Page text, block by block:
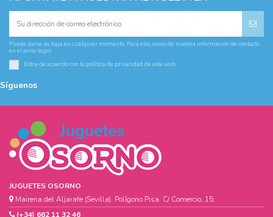
Puede darse de baja en cualquier momento. Para ello, consulte nuestra información de contacto
en el aviso legal.
Estoy de acuerdo con la política de privacidad de esta web
Síguenos
JUGUETES OSORNO
Mairena del Aljarafe (Sevilla). Polígono Pisa. C/ Comercio, 15.
(+34) 662 11 32 46